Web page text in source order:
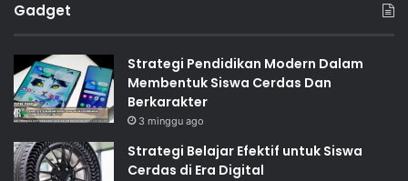
Gadget
Strategi Pendidikan Modern Dalam
Membentuk Siswa Cerdas Dan
Berkarakter
3 minggu ago
Strategi Belajar Efektif untuk Siswa
Cerdas di Era Digital